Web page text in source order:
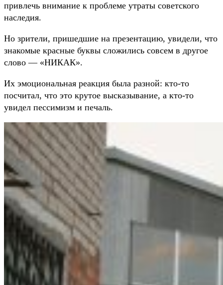
привлечь внимание к проблеме утраты советского
наследия.
Но зрители, пришедшие на презентацию, увидели, что
знакомые красные буквы сложились совсем в другое
слово — «НИКАК».
Их эмоциональная реакция была разной: кто-то
посчитал, что это крутое высказывание, а кто-то
увидел пессимизм и печаль.